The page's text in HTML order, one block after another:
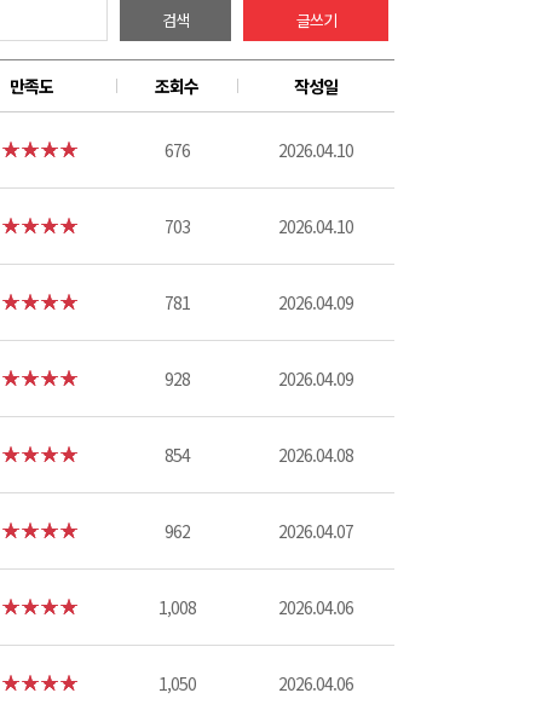
검색 글쓰기
만족도 조회수 작성일
676 2026.04.10
703 2026.04.10
781 2026.04.09
928 2026.04.09
854 2026.04.08
962 2026.04.07
1,008 2026.04.06
1,050 2026.04.06